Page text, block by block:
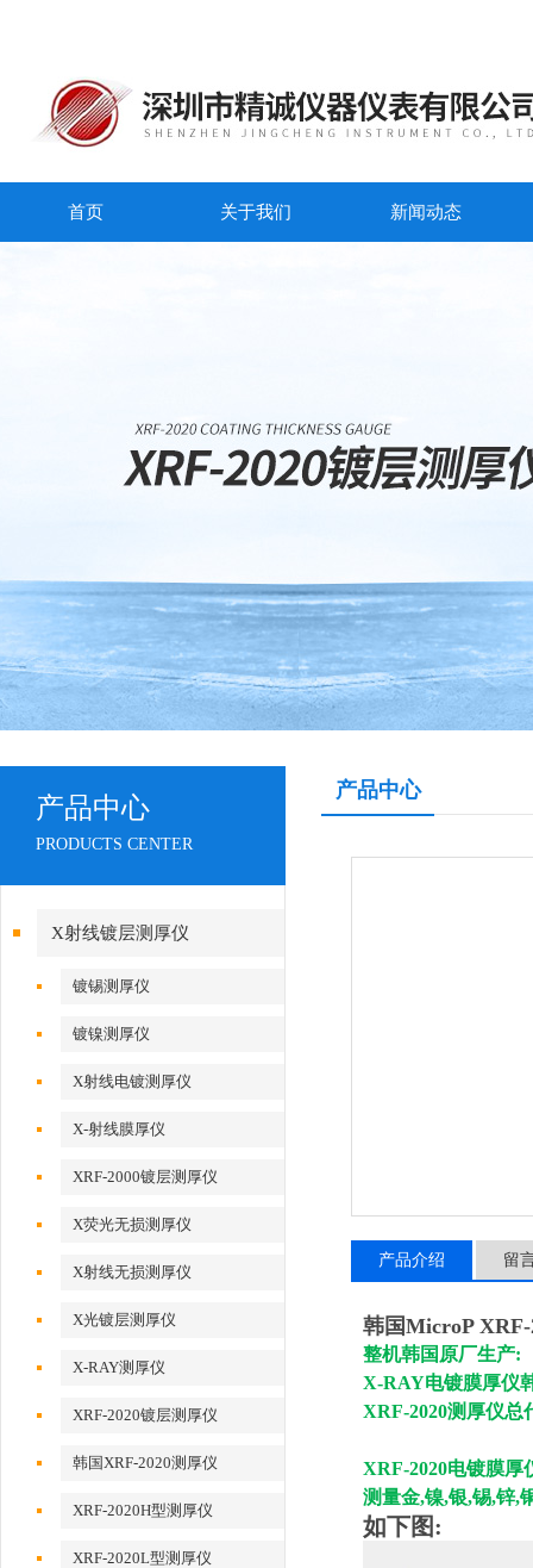
首页 关于我们 新闻动态
产品中心
PRODUCTS CENTER
X射线镀层测厚仪
镀锡测厚仪
镀镍测厚仪
X射线电镀测厚仪
X-射线膜厚仪
XRF-2000镀层测厚仪
X荧光无损测厚仪
X射线无损测厚仪
X光镀层测厚仪
X-RAY测厚仪
XRF-2020镀层测厚仪
韩国XRF-2020测厚仪
XRF-2020H型测厚仪
XRF-2020L型测厚仪
产品中心
产品介绍 留
韩国MicroP
整机韩国原厂生产:
X-RAY电镀膜厚仪
XRF-2020测厚仪总
XRF-2020电镀膜厚
测量金,镍,银,锡,锌,
如下图: